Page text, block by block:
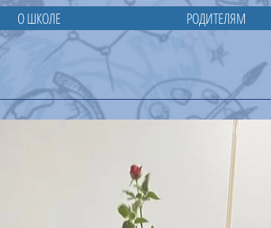
О ШКОЛЕ РОДИТЕЛЯМ